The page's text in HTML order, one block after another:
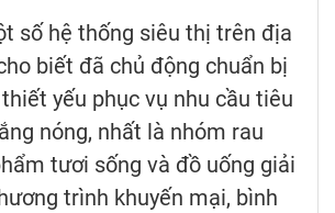
số hệ thống siêu thị trên địa
biết đã chủ động chuẩn bị
yếu phục vụ nhu cầu tiêu
nóng, nhất là nhóm rau
tươi sống và đồ uống giải
trình khuyến mại, bình